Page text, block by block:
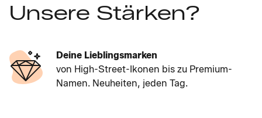
Unsere Stärken?
Deine Lieblingsmarken
von High-Street-Ikonen bis zu Premium-
Namen. Neuheiten, jeden Tag.